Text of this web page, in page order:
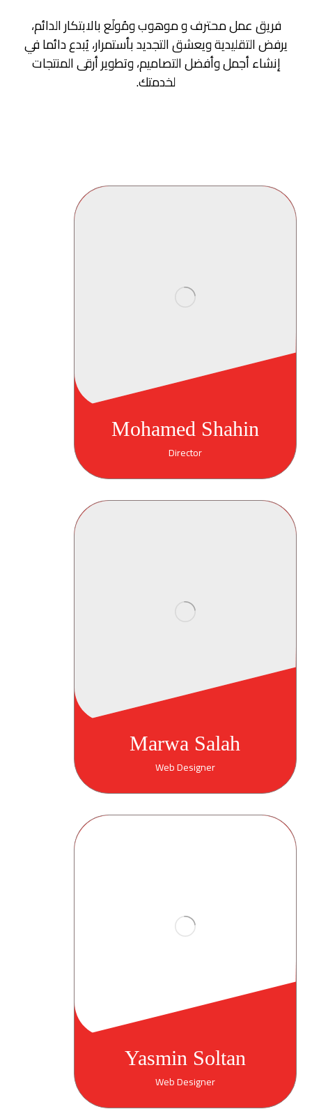
فريق عمل محترف و موهوب ومُولَع بالابتكار الدائم،
يرفض التقليدية ويعشق التجديد بأستمرار، يُبدع دائما في
إنشاء أجمل وأفضل التصاميم، وتطوير أرقى المنتجات
لخدمتك.
Mohamed Shahin
Director
Marwa Salah
Web Designer
Yasmin Soltan
Web Designer